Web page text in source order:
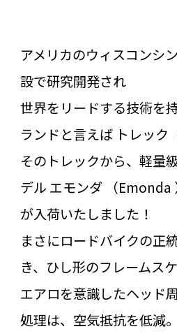
アメリカのウィスコンシ
設で研究開発され
世界をリードする技術を
ランドと言えば トレック
そのトレックから、軽量
デル エモンダ （Emonda
が入荷いたしました！
まさにロードバイクの正
き、ひし形のフレームス
エアロを意識したヘッド
処理は、空気抵抗を低減。